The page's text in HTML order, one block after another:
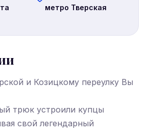
метро Тверская
и Козицкому переулку Вы
трюк устроили купцы
свой легендарный